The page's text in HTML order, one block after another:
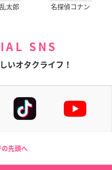
太郎 名探偵コナン
SNS
いオタクライフ！
の先頭へ